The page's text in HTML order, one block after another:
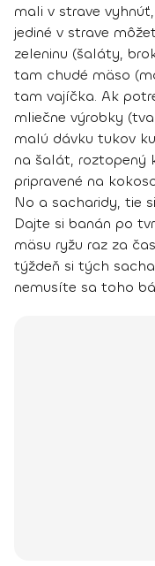
mali v strave
jediné v strave
zeleninu (šaláty,
tam chudé mäso
tam vajíčka. Ak
mliečne výrobky
malú dávku tukov
na šalát, roztopený
pripravené na
No a sacharidy, tie
Dajte si banán po
mäsu ryžu raz za
týždeň si tých
nemusíte sa toho